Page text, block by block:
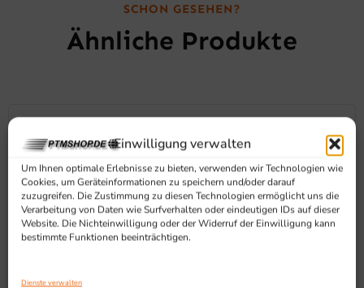
Einwilligung verwalten
Um Ihnen optimale Erlebnisse zu bieten, verwenden wir Technologien wie
Cookies, um Geräteinformationen zu speichern und/oder darauf
zuzugreifen. Die Zustimmung zu diesen Technologien ermöglicht uns die
Verarbeitung von Daten wie Surfverhalten oder eindeutigen IDs auf dieser
Website. Die Nichteinwilligung oder der Widerruf der Einwilligung kann
bestimmte Funktionen beeinträchtigen.
Dienste verwalten
SCHON GESEHEN?
Ähnliche Produkte